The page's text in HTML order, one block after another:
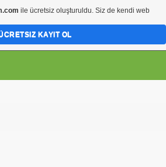
ile ücretsiz oluşturuldu. Siz de kendi web
KAYIT OL